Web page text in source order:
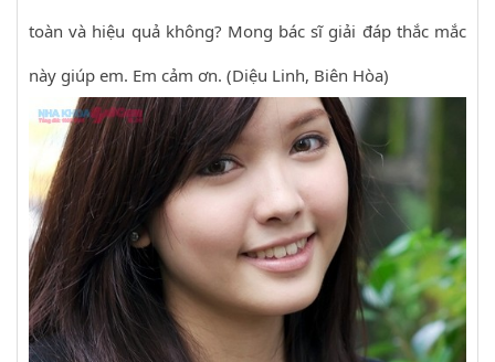
toàn và hiệu quả không? Mong bác sĩ giải đáp thắc mắc
này giúp em. Em cảm ơn. (Diệu Linh, Biên Hòa)